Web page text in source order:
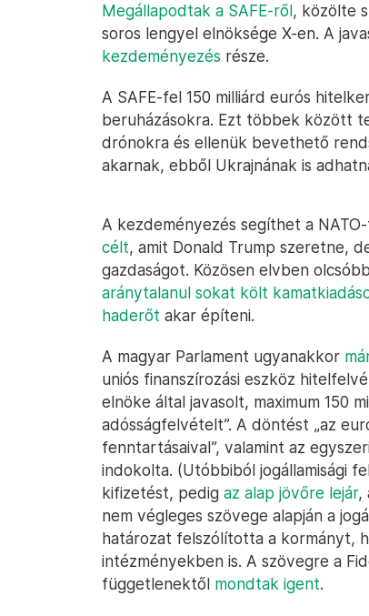
Megállapodtak a SAFE-ről, közölte
soros lengyel elnöksége X-en. A
kezdeményezés része.
A SAFE-fel 150 milliárd eurós
beruházásokra. Ezt többek között
drónokra és ellenük bevethető
akarnak, ebből Ukrajnának is
A kezdeményezés segíthet a
célt, amit Donald Trump szeretne,
gazdaságot. Közösen elvben
aránytalanul sokat költ
haderőt akar építeni.
A magyar Parlament ugyanakkor
uniós finanszírozási eszköz
elnöke által javasolt, maximum 150
adósságfelvételt”. A döntést „az
fenntartásaival”, valamint az
indokolta. (Utóbbiból jogállamisági
kifizetést, pedig az alap jövőre lejár,
nem végleges szövege alapján a
határozat felszólította a kormányt,
intézményekben is. A szövegre a
függetlenektől mondtak igent.